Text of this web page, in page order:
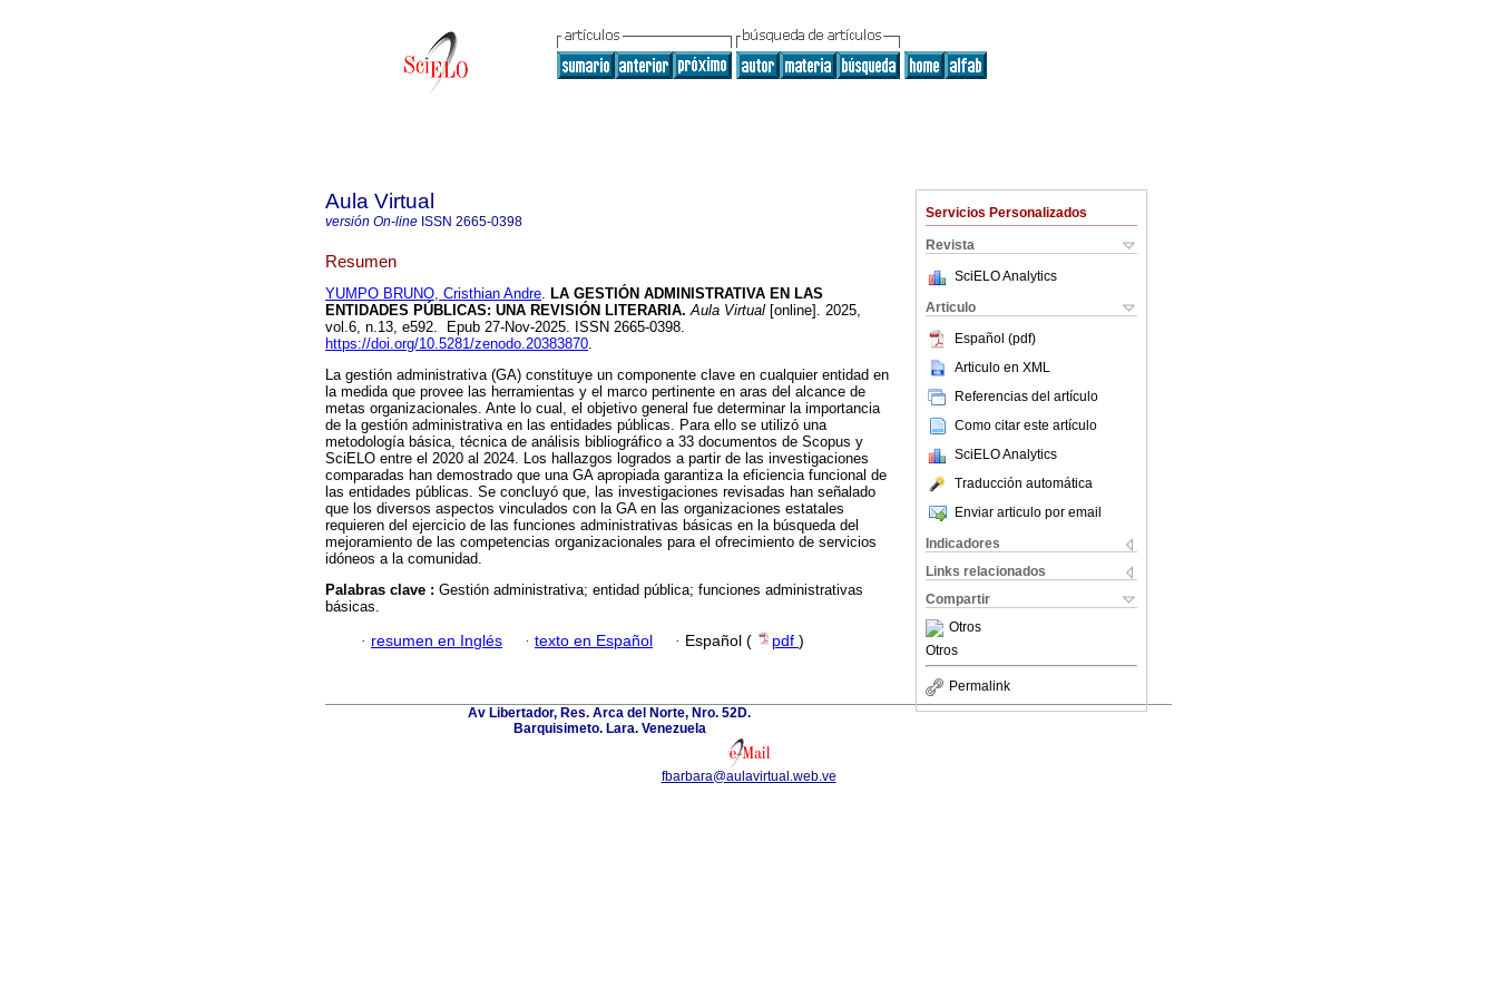
Servicios Personalizados
Revista
SciELO Analytics
Articulo
Español (pdf)
Articulo en XML
Referencias del artículo
Como citar este artículo
SciELO Analytics
Traducción automática
Enviar articulo por email
Indicadores
Links relacionados
Compartir
Otros
Otros
Permalink
Aula Virtual
versión On-line ISSN 2665-0398
Resumen
YUMPO BRUNO, Cristhian Andre. LA GESTIÓN ADMINISTRATIVA EN LAS
ENTIDADES PÚBLICAS: UNA REVISIÓN LITERARIA. Aula Virtual [online]. 2025,
vol.6, n.13, e592. Epub 27-Nov-2025. ISSN 2665-0398.
https://doi.org/10.5281/zenodo.20383870.
La gestión administrativa (GA) constituye un componente clave en cualquier entidad en
la medida que provee las herramientas y el marco pertinente en aras del alcance de
metas organizacionales. Ante lo cual, el objetivo general fue determinar la importancia
de la gestión administrativa en las entidades públicas. Para ello se utilizó una
metodología básica, técnica de análisis bibliográfico a 33 documentos de Scopus y
SciELO entre el 2020 al 2024. Los hallazgos logrados a partir de las investigaciones
comparadas han demostrado que una GA apropiada garantiza la eficiencia funcional de
las entidades públicas. Se concluyó que, las investigaciones revisadas han señalado
que los diversos aspectos vinculados con la GA en las organizaciones estatales
requieren del ejercicio de las funciones administrativas básicas en la búsqueda del
mejoramiento de las competencias organizacionales para el ofrecimiento de servicios
idóneos a la comunidad.
Palabras clave : Gestión administrativa; entidad pública; funciones administrativas
básicas.
· resumen en Inglés · texto en Español · Español ( pdf )
Av Libertador, Res. Arca del Norte, Nro. 52D.
Barquisimeto. Lara. Venezuela
fbarbara@aulavirtual.web.ve